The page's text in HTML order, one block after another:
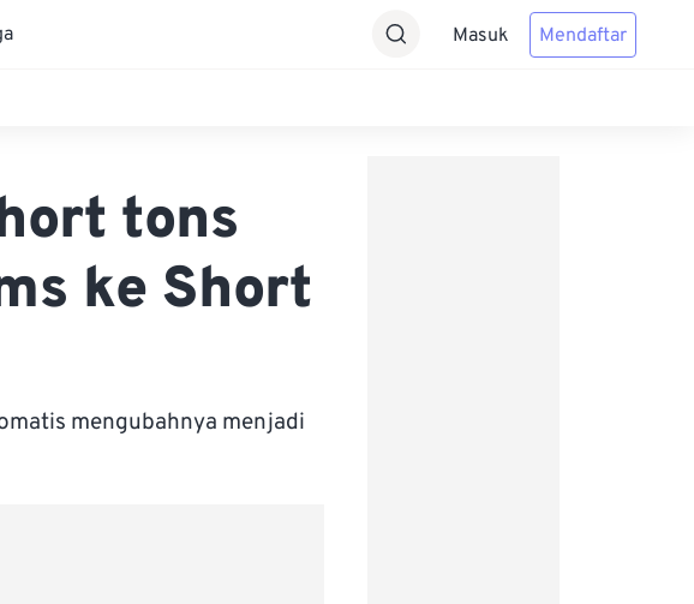
Masuk Mendaftar
tons
ke Short
mengubahnya menjadi